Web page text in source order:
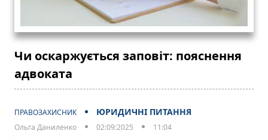
Чи оскаржується заповіт: пояснення
адвоката
ПРАВОЗАХИСНИК ЮРИДИЧНІ ПИТАННЯ
Ольга Даниленко 02:09:2025 11:04